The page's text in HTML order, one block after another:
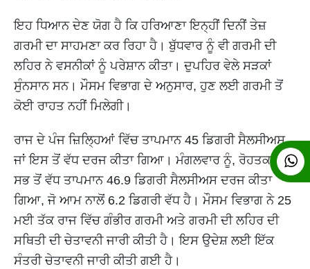
ਇਹ ਧਿਆਨ ਦੇਣ ਯੋਗ ਹੈ ਕਿ ਹਰਿਆਣਾ ਇਨ੍ਹੀਂ ਦਿਨੀਂ ਤੇਜ਼
ਗਰਮੀ ਦਾ ਸਾਹਮਣਾ ਕਰ ਰਿਹਾ ਹੈ। ਬੁੱਧਵਾਰ ਨੂੰ ਵੀ ਗਰਮੀ ਦੀ
ਲਹਿਰ ਨੇ ਵਸਨੀਕਾਂ ਨੂੰ ਪਰੇਸ਼ਾਨ ਕੀਤਾ। ਦੁਪਹਿਰ ਵੇਲੇ ਸੜਕਾਂ
ਸੁੰਨਸਾਨ ਸਨ। ਮੌਸਮ ਵਿਭਾਗ ਦੇ ਅਨੁਸਾਰ, ਹੁਣ ਲਈ ਗਰਮੀ ਤੋਂ
ਕੋਈ ਰਾਹਤ ਨਹੀਂ ਮਿਲੇਗੀ।
ਰਾਜ ਦੇ ਪੰਜ ਜ਼ਿਲ੍ਹਿਆਂ ਵਿੱਚ ਤਾਪਮਾਨ 45 ਡਿਗਰੀ ਸੈਲਸੀਅਸ
ਜਾਂ ਇਸ ਤੋਂ ਵੱਧ ਦਰਜ ਕੀਤਾ ਗਿਆ। ਮੰਗਲਵਾਰ ਨੂੰ, ਰੋਹਤਕ ਵਿੱਚ
ਸਭ ਤੋਂ ਵੱਧ ਤਾਪਮਾਨ 46.9 ਡਿਗਰੀ ਸੈਲਸੀਅਸ ਦਰਜ ਕੀਤਾ
ਗਿਆ, ਜੋ ਆਮ ਨਾਲੋਂ 6.2 ਡਿਗਰੀ ਵੱਧ ਹੈ। ਮੌਸਮ ਵਿਭਾਗ ਨੇ 25
ਮਈ ਤੱਕ ਰਾਜ ਵਿੱਚ ਗੰਭੀਰ ਗਰਮੀ ਅਤੇ ਗਰਮੀ ਦੀ ਲਹਿਰ ਦੀ
ਸਥਿਤੀ ਦੀ ਚੇਤਾਵਨੀ ਜਾਰੀ ਕੀਤੀ ਹੈ। ਇਸ ਉਦੇਸ਼ ਲਈ ਇੱਕ
ਸੰਤਰੀ ਚੇਤਾਵਨੀ ਜਾਰੀ ਕੀਤੀ ਗਈ ਹੈ।